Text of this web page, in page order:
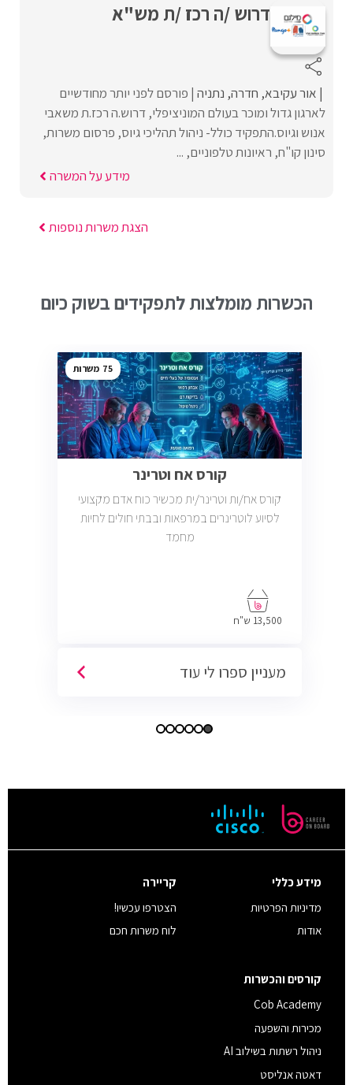
דרוש /ה רכז /ת מש"א
אור עקיבא חדרה נתניה פורסם לפני יותר מחודשיים
לארגון גדול ומוכר בעולם המוניציפלי, דרוש.ה רכז.ת משאבי
אנוש וגיוס.התפקיד כולל- ניהול תהליכי גיוס, פרסום משרות,
סינון קו"ח, ראיונות טלפוניים, ...
מידע על המשרה
הצגת משרות נוספות
הכשרות מומלצות לתפקידים בשוק כיום
75
קורס אח וטרינר
קורס אח/ות וטרינר/ית מכשיר כוח אדם מקצועי
לסיוע לוטרינרים במרפאות ובבתי חולים לחיות
מחמד
13,500 ש"ח
מעניין ספרו לי עוד
מידע כללי
מדיניות הפרטיות
אודות
קריירה
הצטרפו עכשיו!
לוח משרות חכם
קורסים והכשרות
Cob Academy
מכירות והשפעה
ניהול רשתות בשילוב AI
דאטה אנליסט